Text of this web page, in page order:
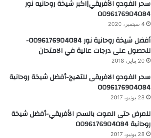
سحر الفودو الأفريقي|اكبر شيخة روحانيه نور
0096176904084
4 سبتمبر، 2020
أفضل شيخة روحانية نور 0096176904084-
للحصول على درجات عالية في الامتحان
20 يناير، 2018
سحر الفودو الافريقى للتهيج-أفضل شيخة روحانية
0096176904084
28 يونيو، 2017
للمرض حتى الموت بالسحر الأفريقي-أفضل شيخة
روحانية 0096176904084
28 يونيو، 2017